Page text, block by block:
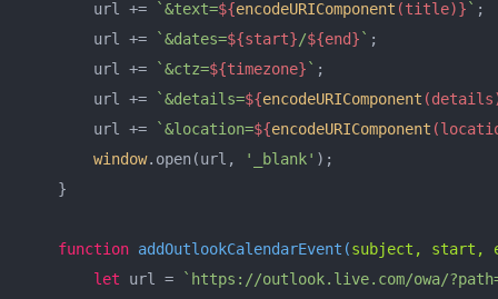
        url +=
`&text=${encodeURIComponent (title)} ` ;
        url +=
`&dates=${start}/${end} ` ;
        url +=
`&ctz=${timezone} ` ;
        url +=
`&details=${encodeURIComponent
        url +=
`&location=${encodeURIComponent
window.open(url, '_blank' );
    }
function addOutlookCalendarEvent (subject, start,
let url = `https://outlook.live.com/owa/